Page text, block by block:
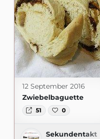
12 September 2016
Zwiebelbaguette
51 0
Sekundentakt